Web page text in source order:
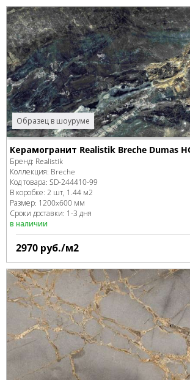
Образец в шоуруме
Керамогранит Realistik Breche Dumas
Бренд: Realistik
Коллекция: Breche
Код товара: SD-244410-99
В коробке: 2 шт, 1.44 м2
Размер: 1200x600 мм
Сроки доставки: 1-3 дня
в наличии
2970 руб./м2